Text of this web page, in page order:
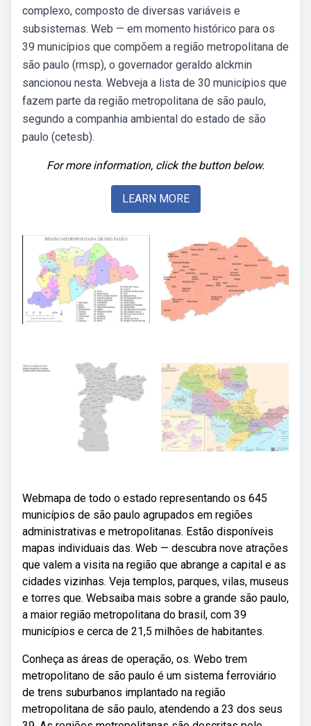
complexo, composto de diversas variáveis e
subsistemas. Web — em momento histórico para os
39 municípios que compõem a região metropolitana de
são paulo (rmsp), o governador geraldo alckmin
sancionou nesta. Webveja a lista de 30 municípios que
fazem parte da região metropolitana de são paulo,
segundo a companhia ambiental do estado de são
paulo (cetesb).
For more information, click the button below.
LEARN MORE
Webmapa de todo o estado representando os 645
municípios de são paulo agrupados em regiões
administrativas e metropolitanas. Estão disponíveis
mapas individuais das. Web — descubra nove atrações
que valem a visita na região que abrange a capital e as
cidades vizinhas. Veja templos, parques, vilas, museus
e torres que. Websaiba mais sobre a grande são paulo,
a maior região metropolitana do brasil, com 39
municípios e cerca de 21,5 milhões de habitantes.
Conheça as áreas de operação, os. Webo trem
metropolitano de são paulo é um sistema ferroviário
de trens suburbanos implantado na região
metropolitana de são paulo, atendendo a 23 dos seus